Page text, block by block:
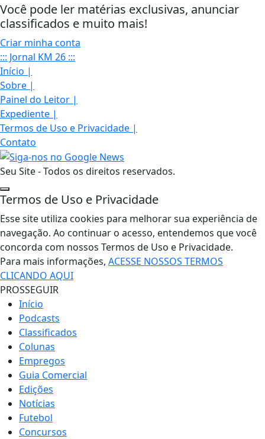
Você pode ler matérias exclusivas, anunciar
classificados e muito mais!
Criar minha conta
::: Jornal KM 26 :::
Início |
Sobre |
Painel do Leitor |
Expediente |
Termos de Uso e Privacidade |
Contato
Seu Site - Todos os direitos reservados.
Termos de Uso e Privacidade
Esse site utiliza cookies para melhorar sua experiência de
navegação. Ao continuar o acesso, entendemos que você
concorda com nossos Termos de Uso e Privacidade.
Para mais informações, ACESSE NOSSOS TERMOS
CLICANDO AQUI
PROSSEGUIR
Início
Podcasts
Classificados
Colunas
Empregos
Guia Comercial
Edições
Notícias
Futebol
Concursos